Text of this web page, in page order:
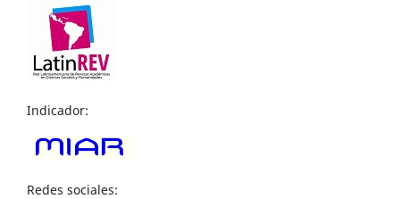
Indicador:
Redes sociales: